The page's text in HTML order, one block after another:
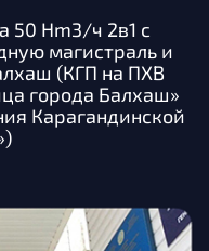
50 Hm3/ч 2в1 с
магистраль и
(КГП на ПХВ
города Балхаш»
Карагандинской